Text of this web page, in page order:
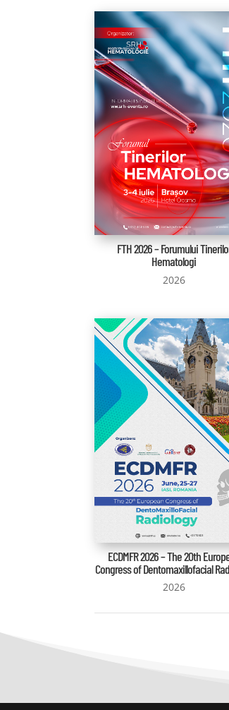
FTH 2026 – Forumului
Hematologi
2026
ECDMFR 2026 – The 20th
Congress of Dentomaxillofacial
2026